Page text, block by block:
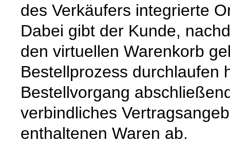
des Verkäufers integrierte
Dabei gibt der Kunde,
den virtuellen Warenkorb
Bestellprozess durchlaufen
Bestellvorgang
verbindliches
enthaltenen Waren ab.